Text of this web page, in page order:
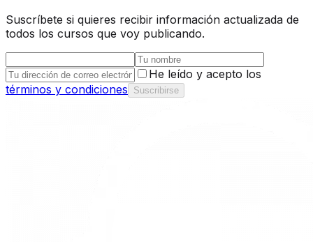
Suscríbete si quieres recibir información actualizada de
todos los cursos que voy publicando.
He leído y acepto los
términos y condiciones
Suscribirse